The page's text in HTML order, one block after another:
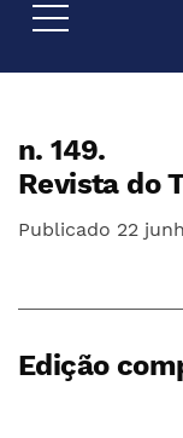
Ir para o menu de
Ir para o conteúdo
Ir para o rodapé
n. 149.
Revista do
Publicado 22
Edição